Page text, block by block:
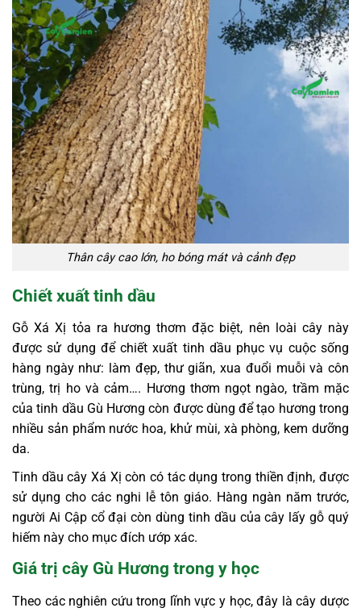
Thân cây cao lớn, ho bóng mát và cảnh đẹp
Chiết xuất tinh dầu
Gỗ Xá Xị tỏa ra hương thơm đặc biệt, nên loài cây này
được sử dụng để chiết xuất tinh dầu phục vụ cuộc sống
hàng ngày như: làm đẹp, thư giãn, xua đuổi muỗi và côn
trùng, trị ho và cảm…. Hương thơm ngọt ngào, trầm mặc
của tinh dầu Gù Hương còn được dùng để tạo hương trong
nhiều sản phẩm nước hoa, khử mùi, xà phòng, kem dưỡng
da.
Tinh dầu cây Xá Xị còn có tác dụng trong thiền định, được
sử dụng cho các nghi lễ tôn giáo. Hàng ngàn năm trước,
người Ai Cập cổ đại còn dùng tinh dầu của cây lấy gỗ quý
hiếm này cho mục đích ướp xác.
Giá trị cây Gù Hương trong y học
Theo các nghiên cứu trong lĩnh vực y học, đây là cây dược